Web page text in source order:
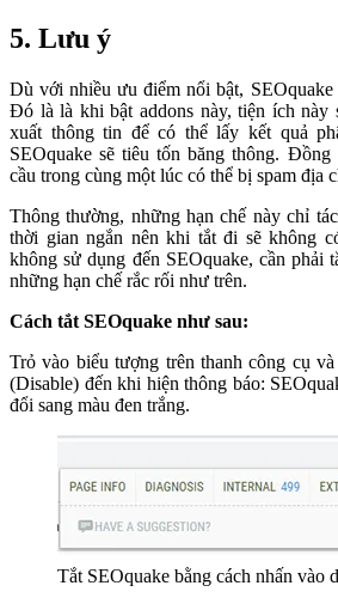
5. Lưu ý
Dù với nhiều ưu điểm nổi bật,
Đó là là khi bật addons này, tiện ích này
xuất thông tin để có thể lấy kết quả
SEOquake sẽ tiêu tốn băng thông.
cầu trong cùng một lúc có thể bị spam địa
Thông thường, những hạn chế này chỉ
thời gian ngắn nên khi tắt đi sẽ không
không sử dụng đến SEOquake, cần phải
những hạn chế rắc rối như trên.
Cách tắt SEOquake như sau:
Trỏ vào biểu tượng trên thanh công cụ
(Disable) đến khi hiện thông báo:
đổi sang màu đen trắng.
Tắt SEOquake bằng cách nhấn vào